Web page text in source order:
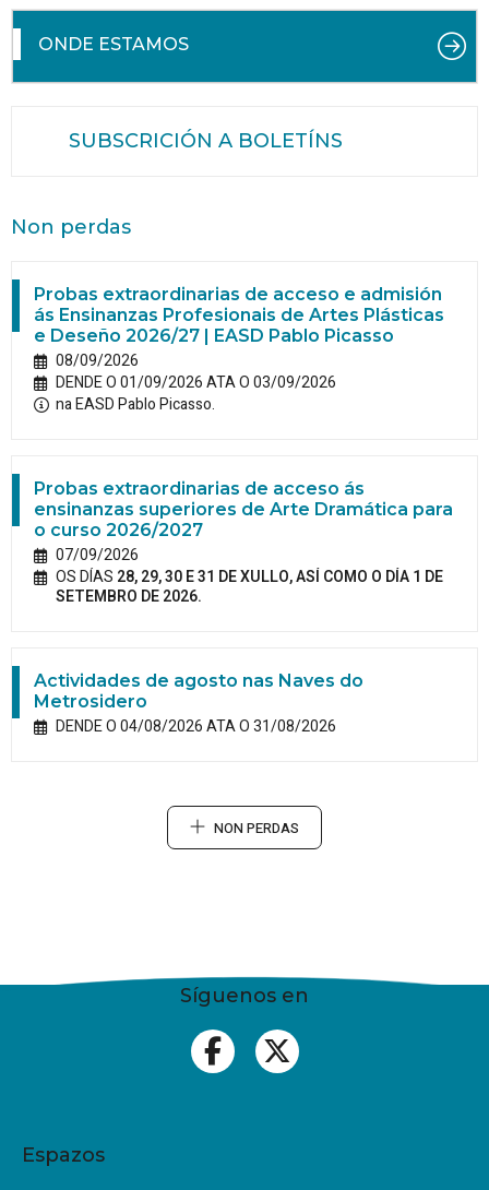
ONDE ESTAMOS
SUBSCRICIÓN A BOLETÍNS
Non perdas
Probas extraordinarias de acceso e admisión
ás Ensinanzas Profesionais de Artes Plásticas
e Deseño 2026/27 | EASD Pablo Picasso
08/09/2026
DENDE O 01/09/2026 ATA O 03/09/2026
na EASD Pablo Picasso.
Probas extraordinarias de acceso ás
ensinanzas superiores de Arte Dramática para
o curso 2026/2027
07/09/2026
OS DÍAS 28, 29, 30 E 31 DE XULLO, ASÍ COMO O DÍA 1 DE
SETEMBRO DE 2026.
Actividades de agosto nas Naves do
Metrosidero
DENDE O 04/08/2026 ATA O 31/08/2026
NON PERDAS
Síguenos en
Espazos